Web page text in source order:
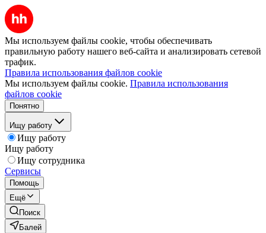
Мы используем файлы cookie, чтобы обеспечивать
правильную работу нашего веб-сайта и анализировать сетевой
трафик.
Правила использования файлов cookie
Мы используем файлы cookie. Правила использования
файлов cookie
Понятно
Ищу работу
Ищу работу
Ищу работу
Ищу сотрудника
Сервисы
Помощь
Ещё
Поиск
Балей